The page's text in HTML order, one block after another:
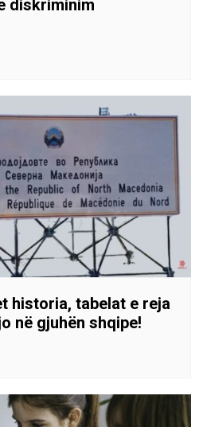
diskriminim
historia, tabelat e reja
në gjuhën shqipe!